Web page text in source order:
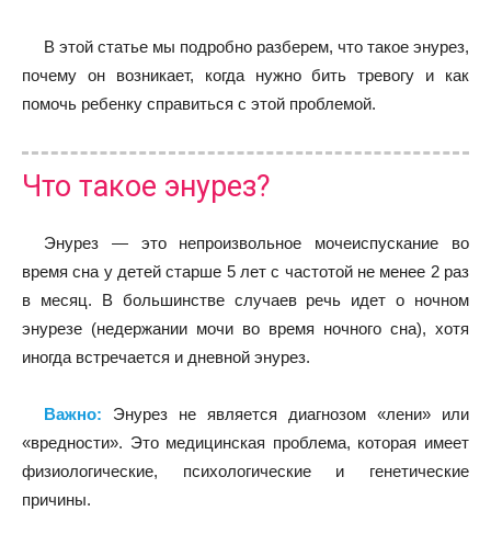
В этой статье мы подробно разберем, что такое энурез,
почему он возникает, когда нужно бить тревогу и как
помочь ребенку справиться с этой проблемой.
Что такое энурез?
Энурез — это непроизвольное мочеиспускание во
время сна у детей старше 5 лет с частотой не менее 2 раз
в месяц. В большинстве случаев речь идет о ночном
энурезе (недержании мочи во время ночного сна), хотя
иногда встречается и дневной энурез.
Важно: Энурез не является диагнозом «лени» или
«вредности». Это медицинская проблема, которая имеет
физиологические, психологические и генетические
причины.